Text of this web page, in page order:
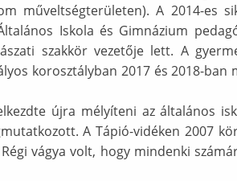
műveltségterületen). A 2014-es
Iskola és Gimnázium
szakkör vezetője lett. A
korosztályban 2017 és 2018-
újra mélyíteni az általános
A Tápió-vidéken 2007
vágya volt, hogy mindenki